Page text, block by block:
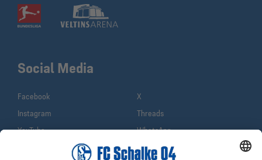
Social Media
Facebook
X
Instagram
Threads
YouTube
WhatsApp
Sina Weibo